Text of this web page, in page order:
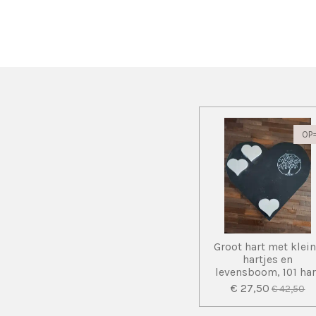
Groot hart met
hartjes en
levensboom, 101
€ 27,50 € 42,50